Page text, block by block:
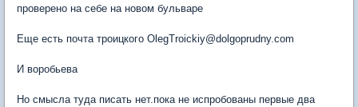
проверено на себе на новом бульваре
Еще есть почта троицкого OlegTroickiy@dolgoprudny.com
И воробьева
Но смысла туда писать нет.пока не испробованы первые два